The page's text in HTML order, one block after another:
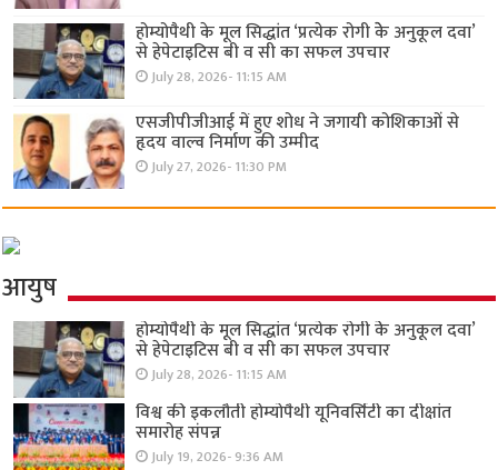
होम्योपैथी के मूल सिद्धांत ‘प्रत्येक रोगी केे अनुकूल दवा’
से हेपेटाइटिस बी व सी का सफल उपचार
July 28, 2026- 11:15 AM
एसजीपीजीआई में हुए शोध ने जगायी कोशिकाओं से
हृदय वाल्व निर्माण की उम्मीद
July 27, 2026- 11:30 PM
आयुष
होम्योपैथी के मूल सिद्धांत ‘प्रत्येक रोगी केे अनुकूल दवा’
से हेपेटाइटिस बी व सी का सफल उपचार
July 28, 2026- 11:15 AM
विश्व की इकलौती होम्योपैथी यूनिवर्सिटी का दीक्षांत
समारोह संपन्न
July 19, 2026- 9:36 AM